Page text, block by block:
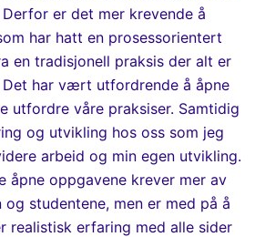
er det mer krevende å
har hatt en prosessorientert
en tradisjonell praksis der alt er
har vært utfordrende å åpne
utfordre våre praksiser. Samtidig
og utvikling hos oss som jeg
arbeid og min egen utvikling.
åpne oppgavene krever mer av
studentene, men er med på å
realistisk erfaring med alle sider